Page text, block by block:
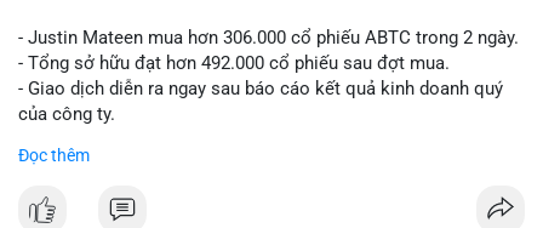
- Justin Mateen mua hơn 306.000 cổ phiếu ABTC trong 2 ngày.
- Tổng sở hữu đạt hơn 492.000 cổ phiếu sau đợt mua.
- Giao dịch diễn ra ngay sau báo cáo kết quả kinh doanh quý
của công ty.
#abtc #cryptonews
$btc $eth
Đọc thêm